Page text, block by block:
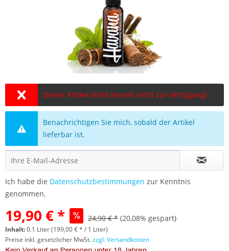
Dieser Artikel steht derzeit nicht zur Verfügung!
Benachrichtigen Sie mich, sobald der Artikel
lieferbar ist.
Ich habe die Datenschutzbestimmungen zur Kenntnis
genommen.
19,90 € * 24,90 € * (20,08% gespart)
Inhalt:0.1 Liter (199,00 € * / 1 Liter)
Preise inkl. gesetzlicher MwSt.zzgl. Versandkosten